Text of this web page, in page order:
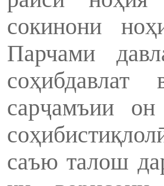
сокинони
Парчами
сарҷамъии
саъю талош